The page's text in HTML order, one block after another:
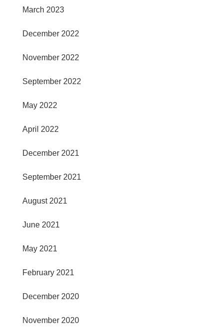
March 2023
December 2022
November 2022
September 2022
May 2022
April 2022
December 2021
September 2021
August 2021
June 2021
May 2021
February 2021
December 2020
November 2020